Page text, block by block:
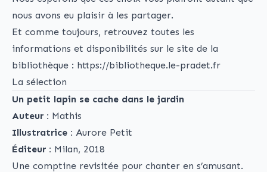
nous avons eu plaisir à les partager.
Et comme toujours, retrouvez toutes les
informations et disponibilités sur le site de la
bibliothèque : https://bibliotheque.le-pradet.fr
La sélection
Un petit lapin se cache dans le jardin
Auteur : Mathis
Illustratrice : Aurore Petit
Éditeur : Milan, 2018
Une comptine revisitée pour chanter en s’amusant.